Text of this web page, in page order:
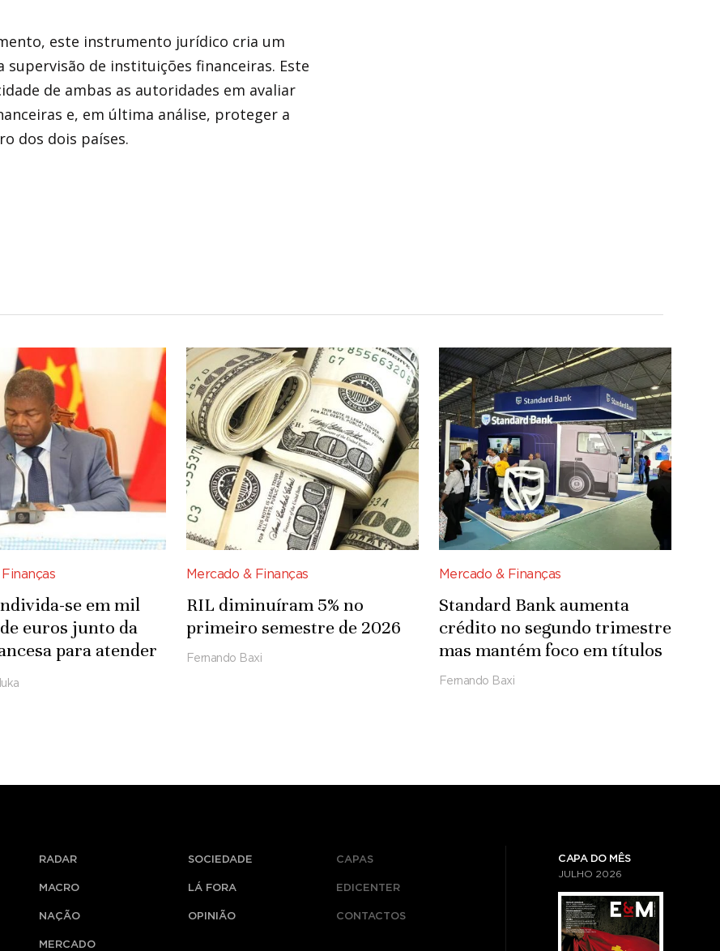
este instrumento jurídico cria um
de instituições financeiras. Este
de ambas as autoridades em avaliar
e, em última análise, proteger a
dos dois países.
se em mil
euros junto da
para atender
Mercado & Finanças
RIL diminuíram 5% no
primeiro semestre de 2026
Fernando Baxi
Mercado & Finanças
Standard Bank aumenta
crédito no segundo trimestre
mas mantém foco em títulos
Fernando Baxi
RADAR
MACRO
NAÇÃO
MERCADO
SOCIEDADE
LÁ FORA
OPINIÃO
CAPAS
EDICENTER
CONTACTOS
CAPA DO MÊS
JULHO 2026